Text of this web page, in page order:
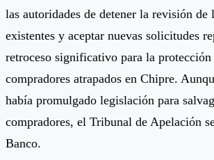
las autoridades de detener la revisión de
existentes y aceptar nuevas solicitudes
retroceso significativo para la protección
compradores atrapados en Chipre.
había promulgado legislación para
compradores, el Tribunal de Apelación
Banco.